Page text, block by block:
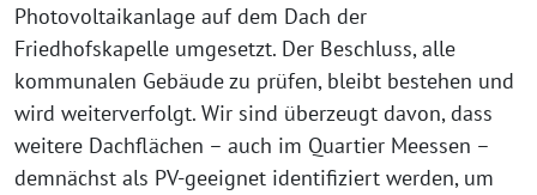
Photovoltaikanlage auf dem Dach der
Friedhofskapelle umgesetzt. Der Beschluss, alle
kommunalen Gebäude zu prüfen, bleibt bestehen und
wird weiterverfolgt. Wir sind überzeugt davon, dass
weitere Dachflächen – auch im Quartier Meessen –
demnächst als PV-geeignet identifiziert werden, um